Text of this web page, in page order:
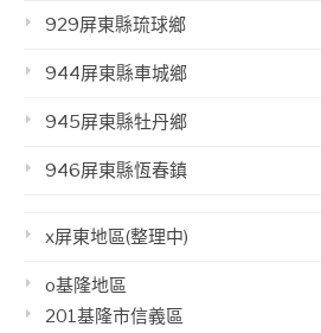
929屏東縣琉球鄉
944屏東縣車城鄉
945屏東縣牡丹鄉
946屏東縣恆春鎮
x屏東地區(整理中)
o基隆地區
201基隆市信義區